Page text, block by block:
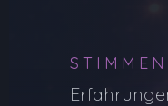
STIMMEN